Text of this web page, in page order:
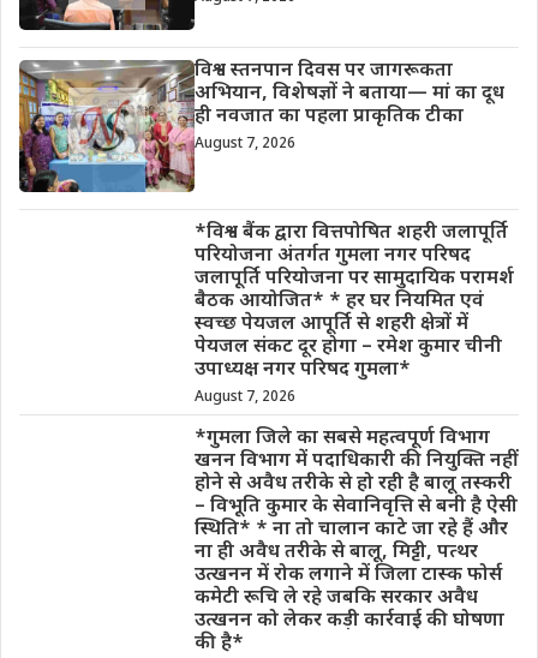
विश्व स्तनपान दिवस पर जागरूकता
अभियान, विशेषज्ञों ने बताया— मां का दूध
ही नवजात का पहला प्राकृतिक टीका
August 7, 2026
*विश्व बैंक द्वारा वित्तपोषित शहरी जलापूर्ति
परियोजना अंतर्गत गुमला नगर परिषद
जलापूर्ति परियोजना पर सामुदायिक परामर्श
बैठक आयोजित* * हर घर नियमित एवं
स्वच्छ पेयजल आपूर्ति से शहरी क्षेत्रों में
पेयजल संकट दूर होगा – रमेश कुमार चीनी
उपाध्यक्ष नगर परिषद गुमला*
August 7, 2026
*गुमला जिले का सबसे महत्वपूर्ण विभाग
खनन विभाग में पदाधिकारी की नियुक्ति नहीं
होने से अवैध तरीके से हो रही है बालू तस्करी
– विभूति कुमार के सेवानिवृत्ति से बनी है ऐसी
स्थिति* * ना तो चालान काटे जा रहे हैं और
ना ही अवैध तरीके से बालू, मिट्टी, पत्थर
उत्खनन में रोक लगाने में जिला टास्क फोर्स
कमेटी रूचि ले रहे जबकि सरकार अवैध
उत्खनन को लेकर कड़ी कार्रवाई की घोषणा
की है*